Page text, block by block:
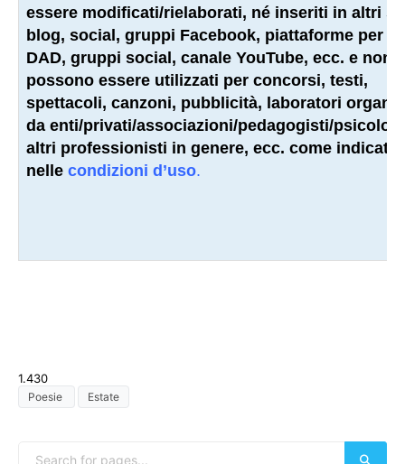
essere modificati/rielaborati, né inseriti in altri
blog, social, gruppi Facebook, piattaforme per la
DAD, gruppi social, canale YouTube, ecc. e non
possono essere utilizzati per concorsi, testi,
spettacoli, canzoni, pubblicità, laboratori
da enti/privati/associazioni/pedagogisti/
altri professionisti in genere, ecc. come indicato
nelle condizioni d’uso.
1.430
Poesie Estate